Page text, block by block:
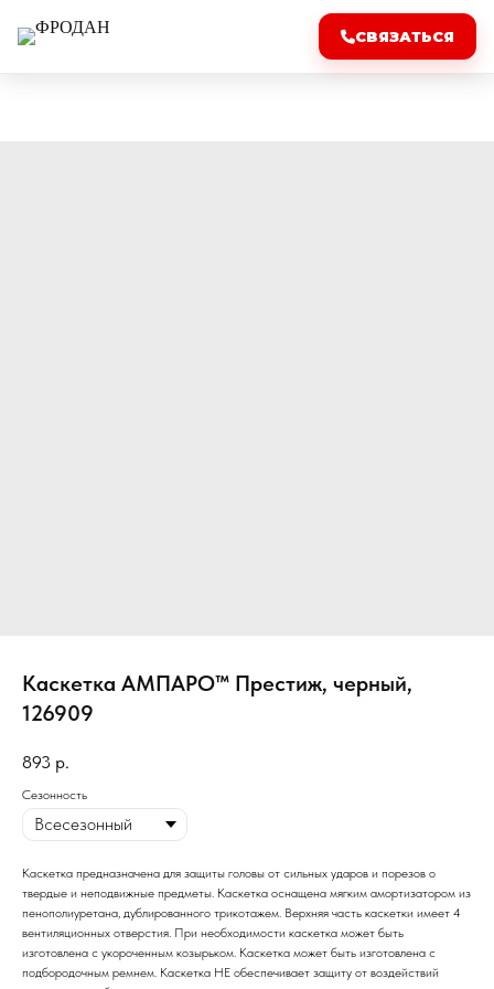
СВЯЗАТЬСЯ
Каскетка АМПАРО™ Престиж, черный,
126909
893 р.
Сезонность
Каскетка предназначена для защиты головы от сильных ударов и порезов о
твердые и неподвижные предметы. Каскетка оснащена мягким амортизатором из
пенополиуретана, дублированного трикотажем. Верхняя часть каскетки имеет 4
вентиляционных отверстия. При необходимости каскетка может быть
изготовлена с укороченным козырьком. Каскетка может быть изготовлена с
подбородочным ремнем. Каскетка НЕ обеспечивает защиту от воздействий